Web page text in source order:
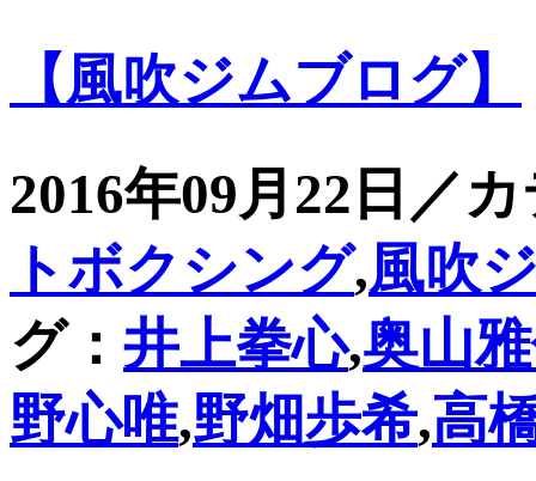
【風吹ジムブログ】
2016年09月22日／
トボクシング,風吹
グ： 井上拳心,奥山
野心唯,野畑歩希,高